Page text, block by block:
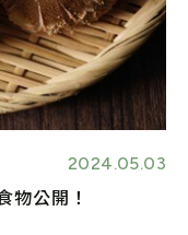
2024.05.03
物公開！